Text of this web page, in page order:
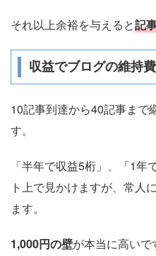
それ以上余裕を与えると記
収益でブログの維持
10記事到達から40記事まで
す。
「半年で収益5桁」、「1
ト上で見かけますが、常人
ます。
1,000円の壁が本当に高いで